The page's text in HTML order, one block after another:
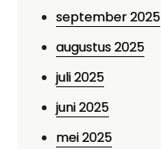
september 2025
augustus 2025
juli 2025
juni 2025
mei 2025